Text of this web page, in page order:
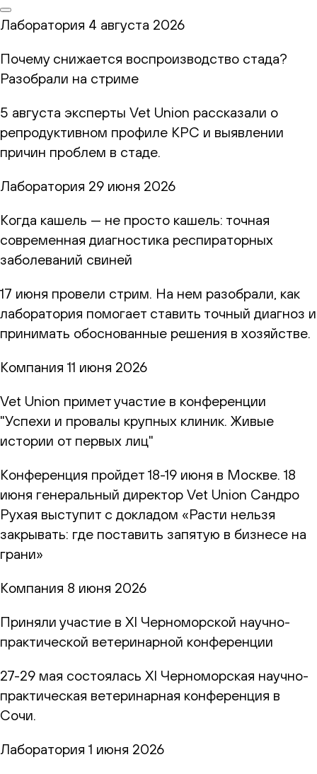
Лаборатория 4 августа 2026
Почему снижается воспроизводство стада?
Разобрали на стриме
5 августа эксперты Vet Union рассказали о
репродуктивном профиле КРС и выявлении
причин проблем в стаде.
Лаборатория 29 июня 2026
Когда кашель — не просто кашель: точная
современная диагностика респираторных
заболеваний свиней
17 июня провели стрим. На нем разобрали, как
лаборатория помогает ставить точный диагноз и
принимать обоснованные решения в хозяйстве.
Компания 11 июня 2026
Vet Union примет участие в конференции
"Успехи и провалы крупных клиник. Живые
истории от первых лиц"
Конференция пройдет 18-19 июня в Москве. 18
июня генеральный директор Vet Union Сандро
Рухая выступит с докладом «Расти нельзя
закрывать: где поставить запятую в бизнесе на
грани»
Компания 8 июня 2026
Приняли участие в XI Черноморской научно-
практической ветеринарной конференции
27-29 мая состоялась XI Черноморская научно-
практическая ветеринарная конференция в
Сочи.
Лаборатория 1 июня 2026